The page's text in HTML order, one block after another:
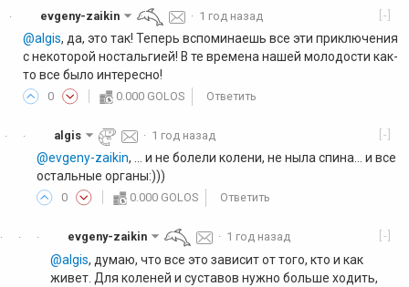
· [-]
evgeny-zaikin · 1 год назад
@algis, да, это так! Теперь вспоминаешь все эти приключения
с некоторой ностальгией! В те времена нашей молодости как-
то все было интересно!
0 0.000 GOLOS Ответить
·
· [-]
algis · 1 год назад
@evgeny-zaikin, ... и не болели колени, не ныла спина... и все
остальные органы:)))
0 0.000 GOLOS Ответить
·
·
· [-]
evgeny-zaikin · 1 год назад
@algis, думаю, что все это зависит от того, кто и как
живет. Для коленей и суставов нужно больше ходить,